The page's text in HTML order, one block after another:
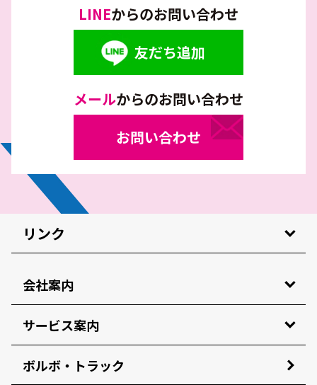
LINEからのお問い合わせ
友だち追加
メールからのお問い合わせ
お問い合わせ
リンク
会社案内
サービス案内
ボルボ・トラック